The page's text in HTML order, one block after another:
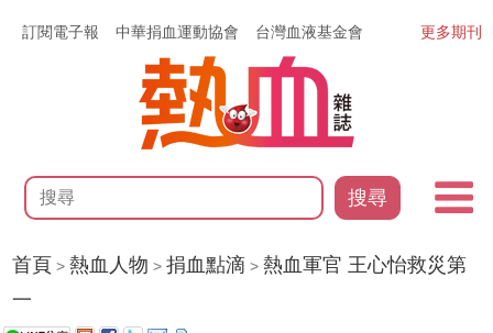
訂閱電子報 中華捐血運動協會 台灣血液基金會
搜尋
更多期刊
首頁 >熱血人物 >捐血點滴 >熱血軍官 王心怡救災第
一